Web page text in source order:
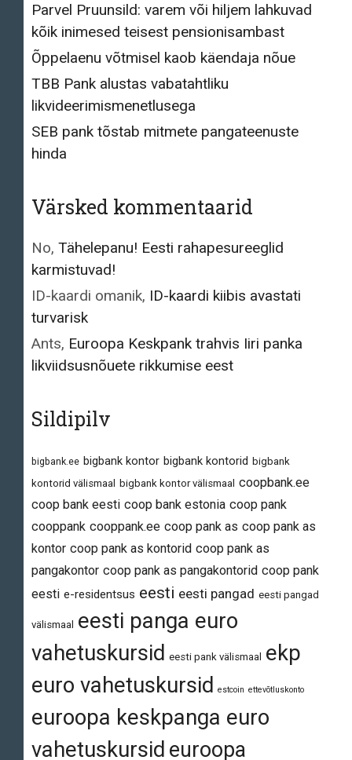
Parvel Pruunsild: varem või hiljem lahkuvad
kõik inimesed teisest pensionisambast
Õppelaenu võtmisel kaob käendaja nõue
TBB Pank alustas vabatahtliku
likvideerimismenetlusega
SEB pank tõstab mitmete pangateenuste
hinda
Värsked kommentaarid
No, Tähelepanu! Eesti rahapesureeglid
karmistuvad!
ID-kaardi omanik, ID-kaardi kiibis avastati
turvarisk
Ants, Euroopa Keskpank trahvis Iiri panka
likviidsusnõuete rikkumise eest
Sildipilv
bigbank.ee bigbank kontor bigbank kontorid bigbank
kontorid välismaal
bigbank kontor välismaal coopbank.ee
coop bank eesti coop bank estonia coop pank
cooppank cooppank.ee coop pank as coop pank as
kontor coop pank as kontorid coop pank as
pangakontor coop pank as pangakontorid coop pank
eesti e-residentsus eesti eesti pangad eesti pangad
välismaal eesti panga euro
vahetuskursid eesti pank välismaal ekp
euro vahetuskursid
estcoin ettevõtluskonto
euroopa keskpanga euro
vahetuskursid euroopa